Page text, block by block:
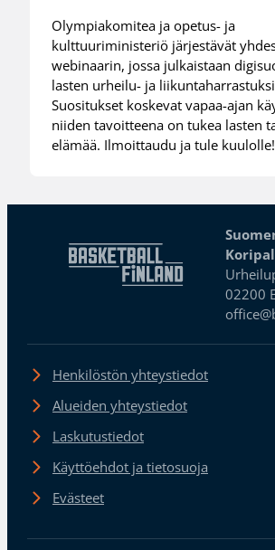
Olympiakomitea ja opetus- ja
kulttuuriministeriö järjestävät
webinaarin, jossa julkaistaan
lasten urheilu- ja
Suositukset koskevat vapaa-ajan
niiden tavoitteena on tukea lasten
elämää. Ilmoittaudu ja tule kuulolle!
02200
Henkilöstön yhteystiedot
Alueiden yhteystiedot
Laskutustiedot
Käyttöehdot ja tietosuoja
Evästeet